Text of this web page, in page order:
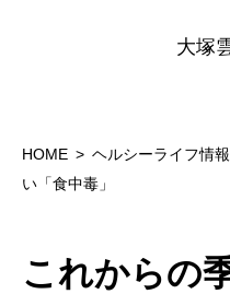
大塚
HOME ヘルシーライフ情報
い「食中毒」
これからの